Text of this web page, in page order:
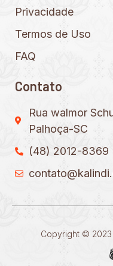
Privacidade
Termos de Uso
FAQ
Contato
Rua walmor
Palhoça-SC
(48) 2012-8369
Copyright ©